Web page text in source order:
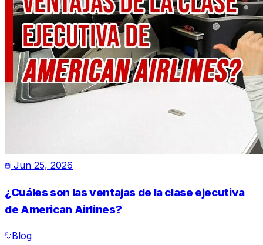
Jun 25, 2026
¿Cuáles son las ventajas de la clase ejecutiva
de American Airlines?
Blog